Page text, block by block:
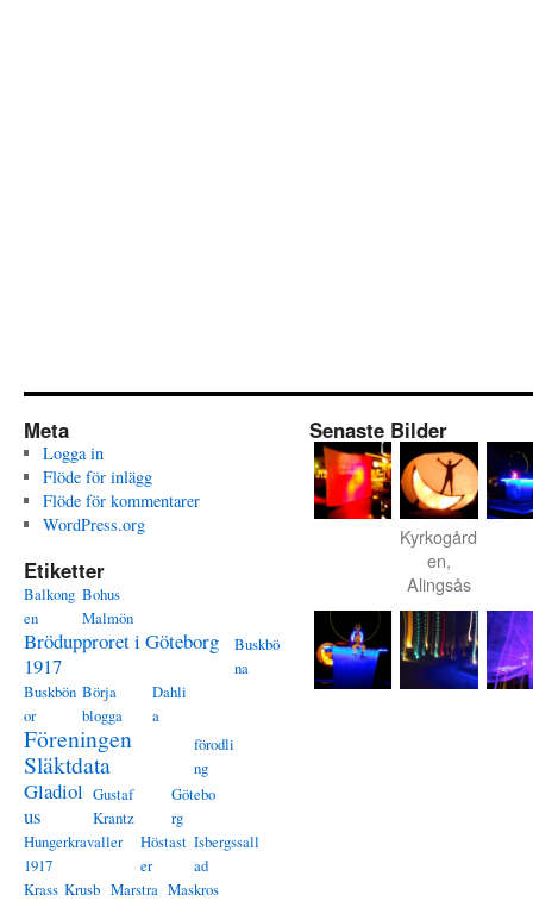
Meta
Logga in
Flöde för inlägg
Flöde för kommentarer
WordPress.org
Etiketter
Balkong
en
Bohus
Malmön
Brödupproret i Göteborg
1917
Buskbö
na
Buskbön
or
Börja
blogga
Dahli
a
Föreningen
Släktdata
förodli
ng
Gladiol
us
Gustaf
Krantz
Götebo
rg
Hungerkravaller
1917
Höstast
er
Isbergssall
ad
Krass Krusb Marstra Maskros
Senaste Bilder
Kyrkogård
en,
Alingsås